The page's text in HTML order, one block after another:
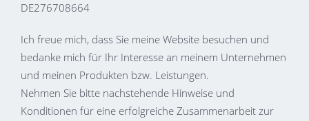
DE276708664
Ich freue mich, dass Sie meine Website besuchen und
bedanke mich für Ihr Interesse an meinem Unternehmen
und meinen Produkten bzw. Leistungen.
Nehmen Sie bitte nachstehende Hinweise und
Konditionen für eine erfolgreiche Zusammenarbeit zur